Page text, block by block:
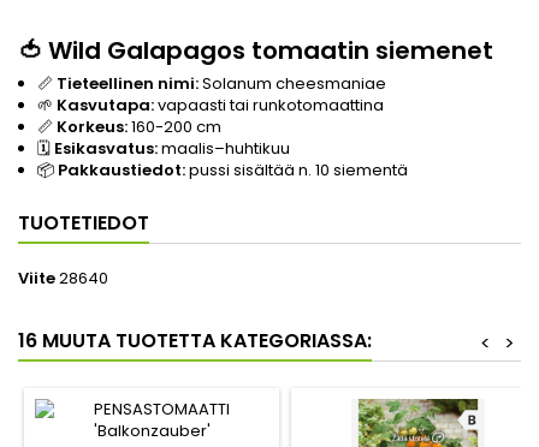
🍅 Wild Galapagos tomaatin siemenet
📏 Tieteellinen nimi:Solanum cheesmaniae
🌱 Kasvutapa:vapaasti tai runkotomaattina
📏 Korkeus:160-200 cm
🗓️ Esikasvatus:maalis–huhtikuu
📦 Pakkaustiedot:pussi sisältää n. 10 siementä
TUOTETIEDOT
Viite28640
16 MUUTA TUOTETTA KATEGORIASSA: >
<